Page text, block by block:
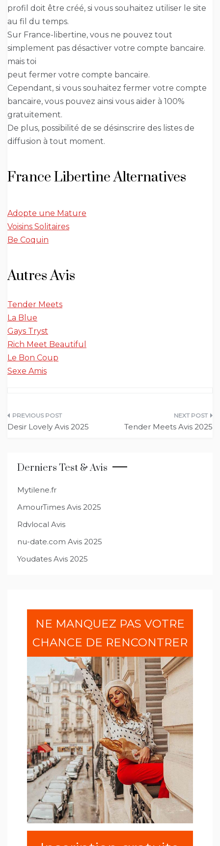
profil doit être créé, si vous souhaitez utiliser le site
au fil du temps.
Sur France-libertine, vous ne pouvez tout
simplement pas désactiver votre compte bancaire.
mais toi
peut fermer votre compte bancaire.
Cependant, si vous souhaitez fermer votre compte
bancaire, vous pouvez ainsi vous aider à 100%
gratuitement.
De plus, possibilité de se désinscrire des listes de
diffusion à tout moment.
France Libertine Alternatives
Adopte une Mature
Voisins Solitaires
Be Coquin
Autres Avis
Tender Meets
La Blue
Gays Tryst
Rich Meet Beautiful
Le Bon Coup
Sexe Amis
Navigation
Desir Lovely Avis 2025 Tender Meets Avis 2025
Derniers Test & Avis
Mytilene.fr
AmourTimes Avis 2025
Rdvlocal Avis
nu-date.com Avis 2025
Youdates Avis 2025
NE MANQUEZ PAS VOTRE
CHANCE DE RENCONTRER